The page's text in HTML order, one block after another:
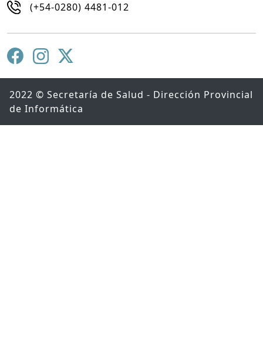
(+54-0280) 4481-012
2022 © Secretaría de Salud - Dirección Provincial
de Informática